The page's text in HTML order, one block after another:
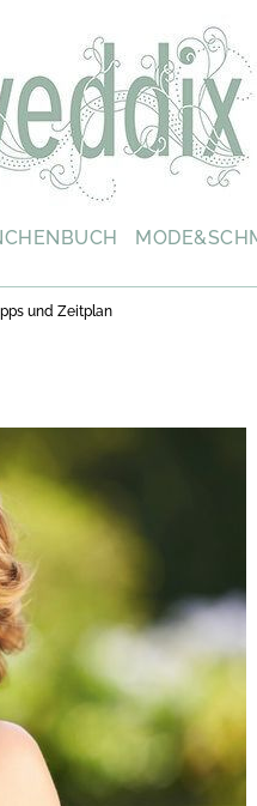
und Zeitplan